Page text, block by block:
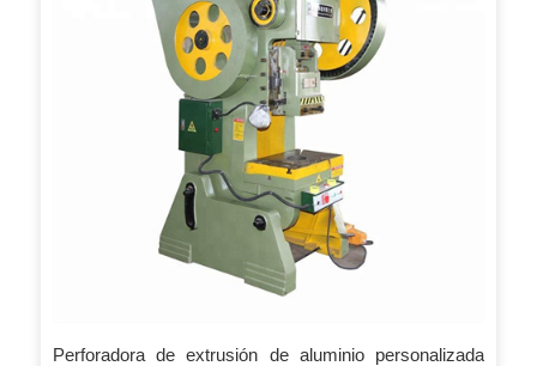
Perforadora de extrusión de aluminio personalizada